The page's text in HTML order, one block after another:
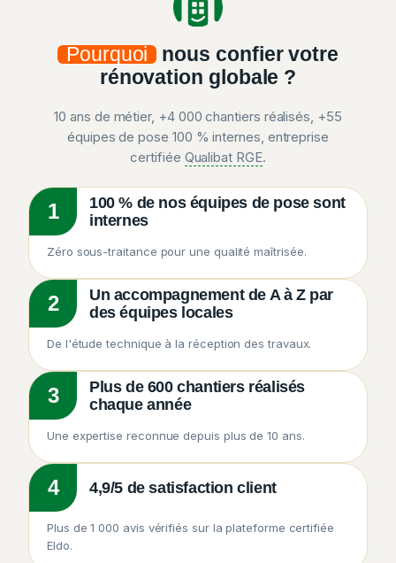
Pourquoi
nous confier votre
rénovation globale ?
10 ans de métier, +4 000 chantiers réalisés, +55
équipes de pose 100 % internes, entreprise
certifiée Qualibat RGE.
1
100 % de nos équipes de pose sont
internes
Zéro sous-traitance pour une qualité maîtrisée.
2
Un accompagnement de A à Z par
des équipes locales
De l'étude technique à la réception des travaux.
3
Plus de 600 chantiers réalisés
chaque année
Une expertise reconnue depuis plus de 10 ans.
4 4,9/5 de satisfaction client
Plus de 1 000 avis vérifiés sur la plateforme certifiée
Eldo.